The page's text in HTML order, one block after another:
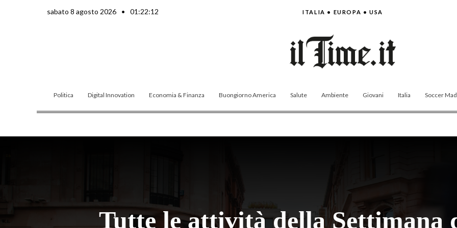
sabato 8 agosto 2026 • 01:22:14 ITALIA • EUROPA • USA
Politica Digital Innovation Economia & Finanza Buongiorno America Salute Ambiente Giovani Italia Soccer
Tutte le attività della Settimana